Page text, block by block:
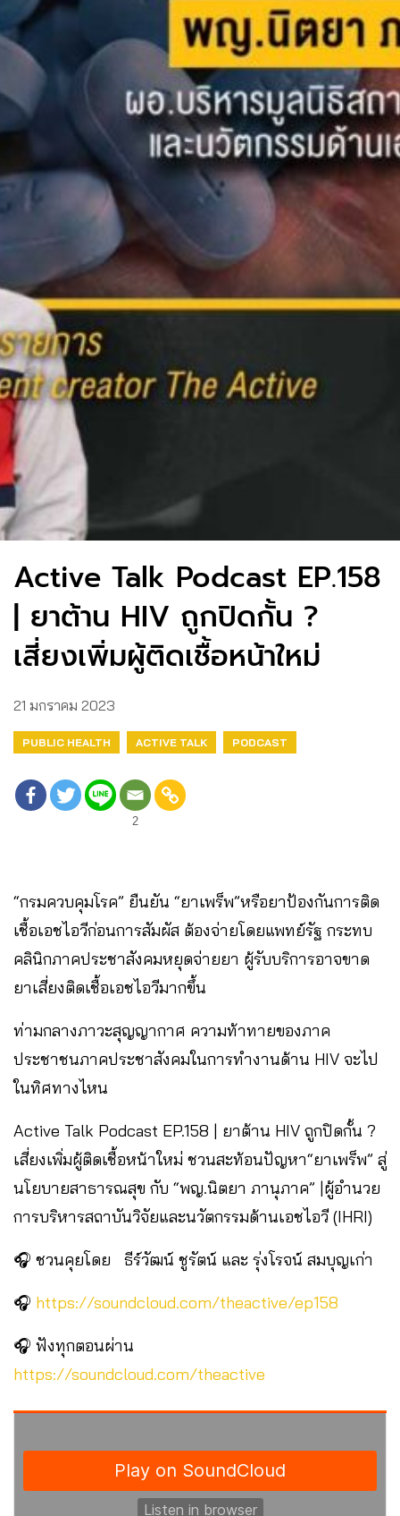
Active Talk Podcast EP.158
| ยาต้าน HIV ถูกปิดกั้น ?
เสี่ยงเพิ่มผู้ติดเชื้อหน้าใหม่
21 มกราคม 2023
PUBLIC HEALTH ACTIVE TALK PODCAST
2
“กรมควบคุมโรค” ยืนยัน “ยาเพร็พ”หรือยาป้องกันการติด
เชื้อเอชไอวีก่อนการสัมผัส ต้องจ่ายโดยแพทย์รัฐ กระทบ
คลินิกภาคประชาสังคมหยุดจ่ายยา ผู้รับบริการอาจขาด
ยาเสี่ยงติดเชื้อเอชไอวีมากขึ้น
ท่ามกลางภาวะสุญญากาศ ความท้าทายของภาค
ประชาชนภาคประชาสังคมในการทำงานด้าน HIV จะไป
ในทิศทางไหน
Active Talk Podcast EP.158 | ยาต้าน HIV ถูกปิดกั้น ?
เสี่ยงเพิ่มผู้ติดเชื้อหน้าใหม่ ชวนสะท้อนปัญหา“ยาเพร็พ” สู่
นโยบายสาธารณสุข กับ “พญ.นิตยา ภานุภาค” |ผู้อำนวย
การบริหารสถาบันวิจัยและนวัตกรรมด้านเอชไอวี (IHRI)
🎧 ชวนคุยโดย ธีร์วัฒน์ ชูรัตน์ และ รุ่งโรจน์ สมบุญเก่า
🎧 https://soundcloud.com/theactive/ep158
🎧 ฟังทุกตอนผ่าน
https://soundcloud.com/theactive